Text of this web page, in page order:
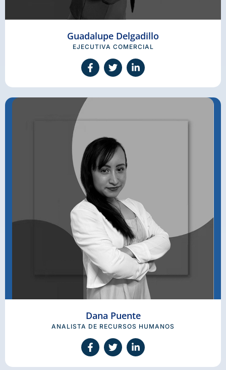
Guadalupe Delgadillo
EJECUTIVA COMERCIAL
Dana Puente
ANALISTA DE RECURSOS HUMANOS